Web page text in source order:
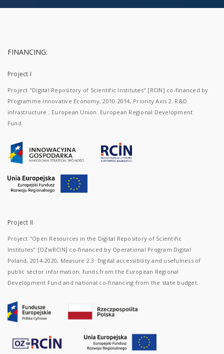
FINANCING:
Project I
Project "Digital Repository of Scientific Institutes" [RCIN] co-financed by
Programme Innovative Economy, 2010-2014, Priority Axis 2. R&D
infrastructure ; European Union. European Regional Development
Fund.
Project II
Project "Open Resources in the Digital Repository of Scientific
Institutes" [OZwRCIN] co-financed by Operational Program Digital
Poland, 2014-2020, Measure 2.3: Digital accessibility and usefulness of
public sector information; funds from the European Regional
Development Fund and national co-financing from the state budget.